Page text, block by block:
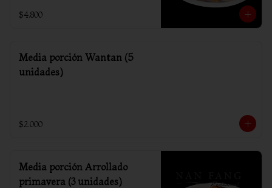
$4.800
Media porción Wantan (5
unidades)
$2.000
Media porción Arrollado
primavera (3 unidades)